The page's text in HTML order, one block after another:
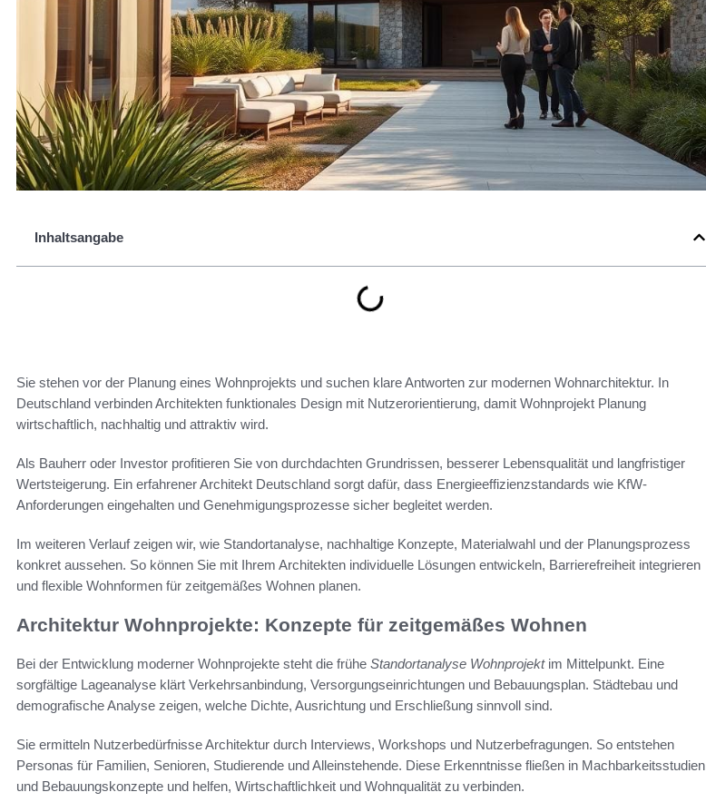
Inhaltsangabe
Sie stehen vor der Planung eines Wohnprojekts und suchen klare Antworten zur modernen Wohnarchitektur. In
Deutschland verbinden Architekten funktionales Design mit Nutzerorientierung, damit Wohnprojekt Planung
wirtschaftlich, nachhaltig und attraktiv wird.
Als Bauherr oder Investor profitieren Sie von durchdachten Grundrissen, besserer Lebensqualität und langfristiger
Wertsteigerung. Ein erfahrener Architekt Deutschland sorgt dafür, dass Energieeffizienzstandards wie KfW-
Anforderungen eingehalten und Genehmigungsprozesse sicher begleitet werden.
Im weiteren Verlauf zeigen wir, wie Standortanalyse, nachhaltige Konzepte, Materialwahl und der Planungsprozess
konkret aussehen. So können Sie mit Ihrem Architekten individuelle Lösungen entwickeln, Barrierefreiheit integrieren
und flexible Wohnformen für zeitgemäßes Wohnen planen.
Architektur Wohnprojekte: Konzepte für zeitgemäßes Wohnen
Bei der Entwicklung moderner Wohnprojekte steht die frühe Standortanalyse Wohnprojektim Mittelpunkt. Eine
sorgfältige Lageanalyse klärt Verkehrsanbindung, Versorgungseinrichtungen und Bebauungsplan. Städtebau und
demografische Analyse zeigen, welche Dichte, Ausrichtung und Erschließung sinnvoll sind.
Sie ermitteln Nutzerbedürfnisse Architektur durch Interviews, Workshops und Nutzerbefragungen. So entstehen
Personas für Familien, Senioren, Studierende und Alleinstehende. Diese Erkenntnisse fließen in Machbarkeitsstudien
und Bebauungskonzepte und helfen, Wirtschaftlichkeit und Wohnqualität zu verbinden.